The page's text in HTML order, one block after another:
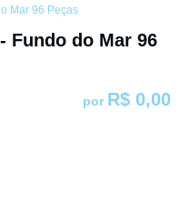
Mar 96 Peças
Fundo do Mar 96
por R$ 0,00